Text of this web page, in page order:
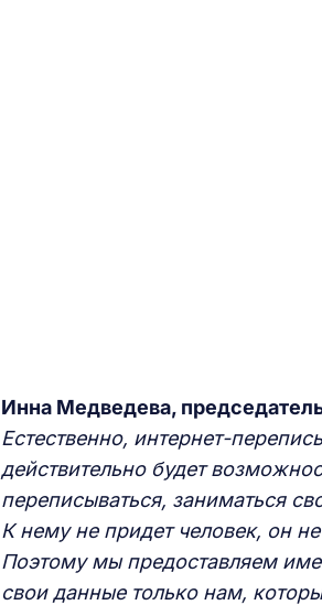
Инна Медведева,
Естественно, интернет-
действительно будет
переписываться, заниматься
К нему не придет человек, он
Поэтому мы предоставляем
свои данные только нам,